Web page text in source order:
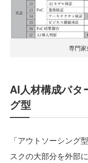
専門
AI人材構成パ
グ型
「アウトソーシング
スクの大部分を外部